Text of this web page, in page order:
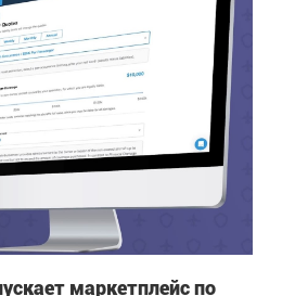
маркетплейс по